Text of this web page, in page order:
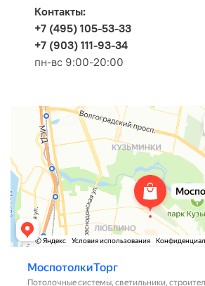
Контакты:
+7 (495) 105-53-33
+7 (903) 111-93-34
пн-вс 9:00-20:00